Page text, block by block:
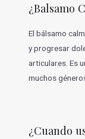
¿Balsamo
El bálsamo
y progresar
articulares. Es
muchos
¿Cuando